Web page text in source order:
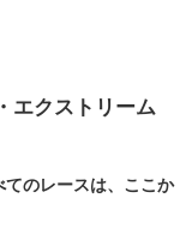
エクストリーム
のレースは、ここか